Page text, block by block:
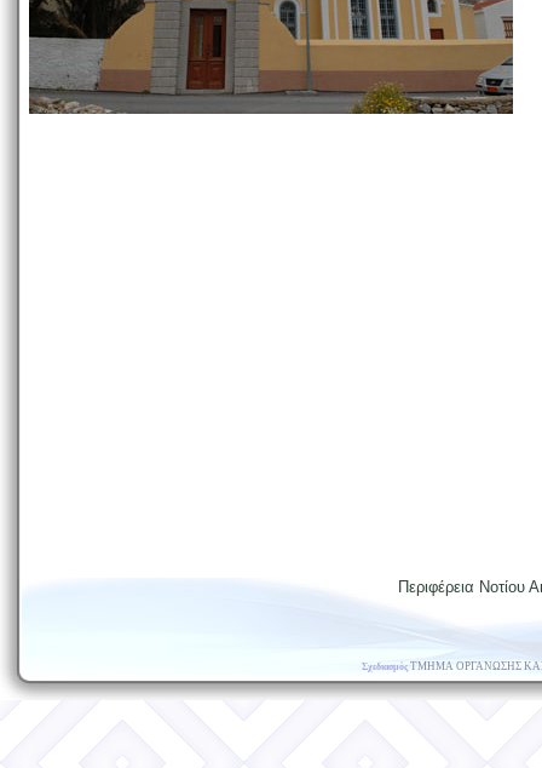
Περιφέρεια Νοτίου
ΣχεδιασμόςΤΜΗΜΑ ΟΡΓΑΝΩΣΗΣ